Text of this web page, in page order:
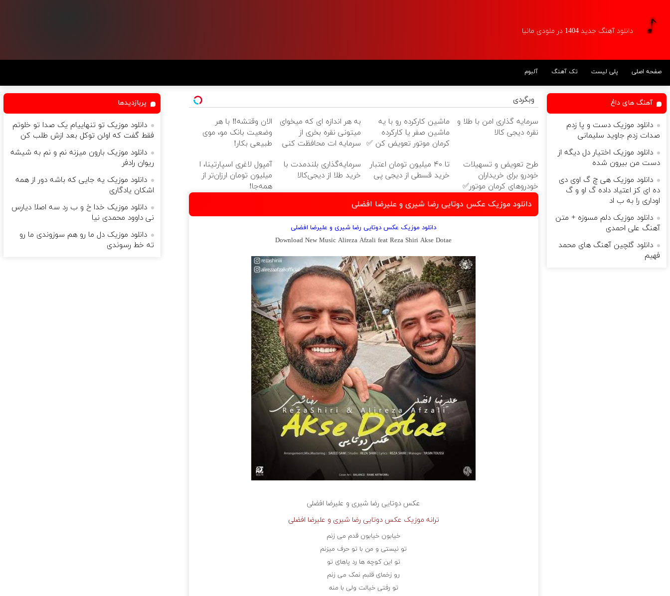
دانلود آهنگ جدید 1404 در ملودی مانیا
صفحه اصلی پلی لیست تک آهنگ آلبوم
وبگردی
سرمایه گذاری امن با طلا و
نقره دیجی کالا
ماشین کارکرده رو با یه
ماشین صفر یا کارکرده
کرمان موتور تعویض کن ✅
به هر اندازه ای که میخوای
میتونی نقره بخری از
سرمایه ات محافظت کنی
الان وقتشه‼️ با هر
وضعیت بانک مو، موی
طبیعی بکار!
طرح تعویض و تسهیلات
خودرو برای خریداران
خودروهای کرمان موتور✅
تا ۴۰ میلیون تومان اعتبار
خرید قسطی از دیجی پی
سرمایه‌گذاری بلندمدت با
خرید طلا از دیجی‌کالا
آمپول لاغری اسپارتینا، ا
میلیون تومان ارزان‌تر از
همه‌جا!
دانلود موزیک عکس دوتایی رضا شیری و علیرضا افضلی
دانلود موزیک عکس دوتایی رضا شیری و علیرضا افضلی
Download New Music Alireza Afzali feat Reza Shiri Akse Dotae
عکس دوتایی رضا شیری و علیرضا افضلی
ترانه موزیک عکس دوتایی رضا شیری و علیرضا افضلی
خیابون خیابون قدم می زنم
تو نیستی و من با تو حرف میزنم
تو این کوچه ها رد پاهای تو
رو زخمای قلبم نمک می زنم
تو رفتی خیالت ولی با منه
آهنگ های داغ
دانلود موزیک دست و پا زدم
صدات زدم جاوید سلیمانی
دانلود موزیک اختیار دل دیگه از
دست من بیرون شده
دانلود موزیک هی چ گ اوی دی
ده ای کز اعتیاد داده گ او و گ
اوداری را به ب اد
دانلود موزیک دلم مسوزه + متن
آهنگ علی احمدی
دانلود گلچین آهنگ های محمد
فهیم
پربازدیدها
دانلود موزیک تو تنهاییام یک صدا تو خلوتم
فقط گفت که اولن توکل بعد ازش طلب کن
دانلود موزیک بارون میزنه نم و نم به شیشه
ریوان رادفر
دانلود موزیک یه جایی که باشه دور از همه
اشکان یادگاری
دانلود موزیک خدا خ و ب رد سه اصلا دیارس
نی داوود محمدی نیا
دانلود موزیک دل ما رو هم سوزوندی ما رو
ته خط رسوندی